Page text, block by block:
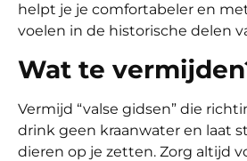
helpt je je comfortabeler en
voelen in de historische delen
Wat te
Vermijd “valse gidsen” die
drink geen kraanwater en laat
dieren op je zetten. Zorg altijd